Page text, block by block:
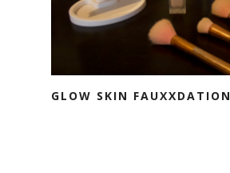
GLOW SKIN FAUXXDATION